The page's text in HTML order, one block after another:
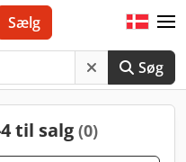
Søg
Sælg
til salg (0)